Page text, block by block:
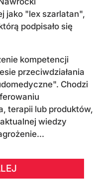
jako "lex szarlatan",
podpisało się
kompetencji
przeciwdziałania
Chodzi
terapii lub produktów,
wiedzy